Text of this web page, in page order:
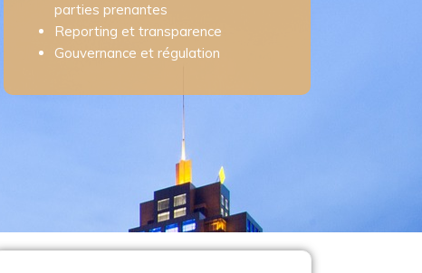
parties prenantes
Reporting et transparence
Gouvernance et régulation